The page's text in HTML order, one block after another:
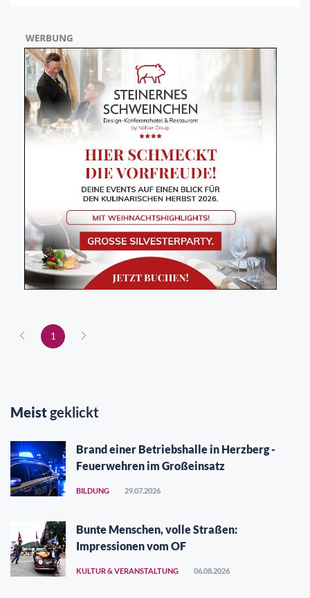
1
Meistgeklickt
Brand einer Betriebshalle in Herzberg -
Feuerwehren im Großeinsatz
BILDUNG 29.07.2026
Bunte Menschen, volle Straßen:
Impressionen vom OF
KULTUR & VERANSTALTUNG 06.08.2026